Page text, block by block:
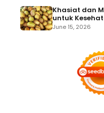
Khasiat dan
untuk
June 15, 2026